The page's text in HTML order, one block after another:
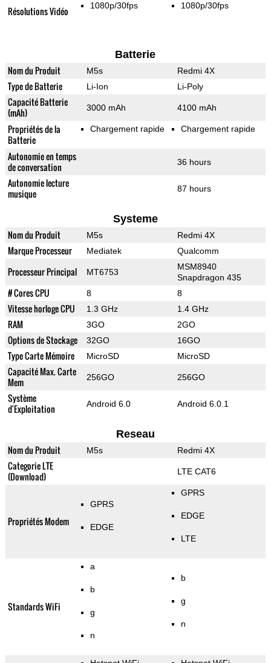
Résolutions Vidéo 1080p/30fps 1080p/30fps
Batterie
Nom du Produit M5s Redmi 4X
Type de Batterie Li-Ion Li-Poly
Capacité Batterie
(mAh)
3000 mAh 4100 mAh
Propriétés de la
Batterie
Chargement rapide Chargement rapide
Autonomie en temps
de conversation
36 hours
Autonomie lecture
musique
87 hours
Systeme
Nom du Produit M5s Redmi 4X
Marque Processeur Mediatek Qualcomm
Processeur Principal MT6753
MSM8940
Snapdragon 435
# Cores CPU 8 8
Vitesse horloge CPU 1.3 GHz 1.4 GHz
RAM 3GO 2GO
Options de Stockage 32GO 16GO
Type Carte Mémoire MicroSD MicroSD
Capacité Max. Carte
Mem
256GO 256GO
Système
d'Exploitation
Android 6.0 Android 6.0.1
Reseau
Nom du Produit M5s Redmi 4X
Categorie LTE
(Download)
LTE CAT6
Propriétés Modem
GPRS
EDGE
GPRS
EDGE
LTE
Standards WiFi
a
b
g
n
b
g
n